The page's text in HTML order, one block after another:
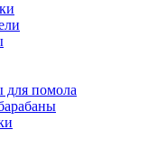
для помола